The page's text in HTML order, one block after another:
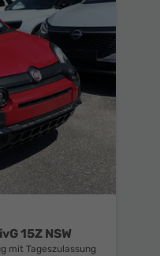
15Z NSW
mit Tageszulassung